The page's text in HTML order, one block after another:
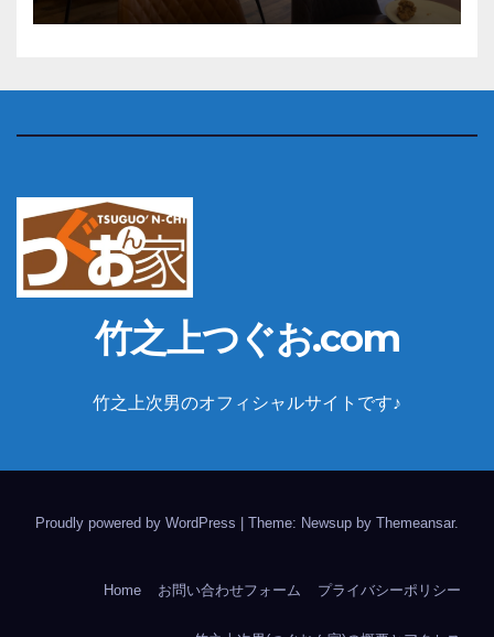
竹之上つぐお.com
竹之上次男のオフィシャルサイトです♪
Proudly powered by WordPress Theme: Newsup by Themeansar.
Home お問い合わせフォーム プライバシーポリシー